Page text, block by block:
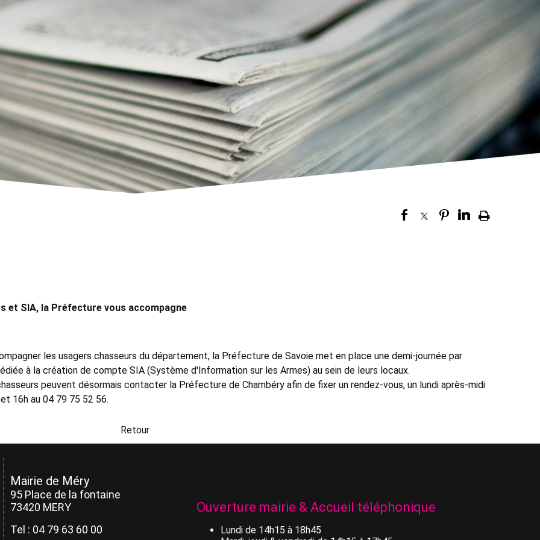
et SIA, la Préfecture vous accompagne
les usagers chasseurs du département, la Préfecture de Savoie met en place une demi-journée par
à la création de compte SIA (Système d'Information sur les Armes) au sein de leurs locaux.
peuvent désormais contacter la Préfecture de Chambéry afin de fixer un rendez-vous, un lundi après-midi
16h au 04 79 75 52 56.
Retour
Mairie de Méry
95 Place de la fontaine
73420 MERY
Tel : 04 79 63 60 00
Ouverture mairie & Accueil téléphonique
Lundi de 14h15 à 18h45